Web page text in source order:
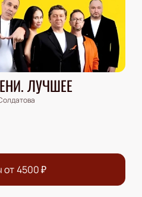
ЛУЧШЕЕ
от4500₽